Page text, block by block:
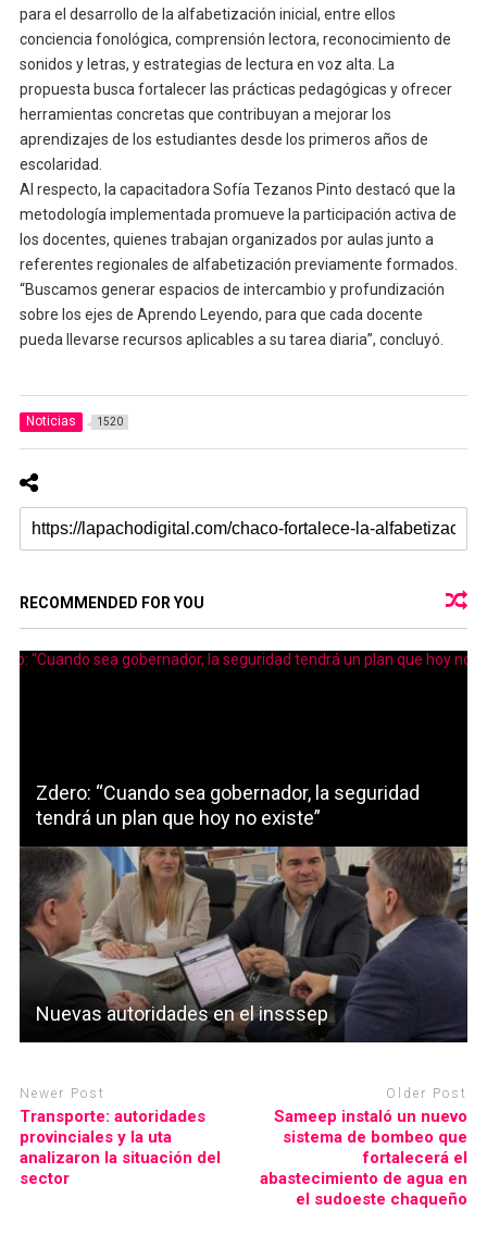
para el desarrollo de la alfabetización inicial, entre ellos
conciencia fonológica, comprensión lectora, reconocimiento de
sonidos y letras, y estrategias de lectura en voz alta. La
propuesta busca fortalecer las prácticas pedagógicas y ofrecer
herramientas concretas que contribuyan a mejorar los
aprendizajes de los estudiantes desde los primeros años de
escolaridad.
Al respecto, la capacitadora Sofía Tezanos Pinto destacó que la
metodología implementada promueve la participación activa de
los docentes, quienes trabajan organizados por aulas junto a
referentes regionales de alfabetización previamente formados.
“Buscamos generar espacios de intercambio y profundización
sobre los ejes de Aprendo Leyendo, para que cada docente
pueda llevarse recursos aplicables a su tarea diaria”, concluyó.
Noticias 1520
RECOMMENDED FOR YOU
Zdero: “Cuando sea gobernador, la seguridad
tendrá un plan que hoy no existe”
Nuevas autoridades en el insssep
Newer Post
Transporte: autoridades
provinciales y la uta
analizaron la situación del
sector
Older Post
Sameep instaló un nuevo
sistema de bombeo que
fortalecerá el
abastecimiento de agua en
el sudoeste chaqueño